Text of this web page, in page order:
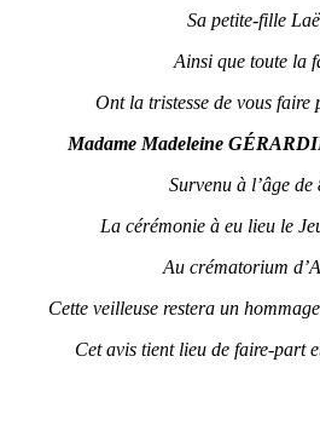
Sa petite-fille
Ainsi que toute la
Ont la tristesse de vous faire
Madame Madeleine
Survenu à l’âge de
La cérémonie à eu lieu le
Au crématorium
Cette veilleuse restera un
Cet avis tient lieu de faire-part